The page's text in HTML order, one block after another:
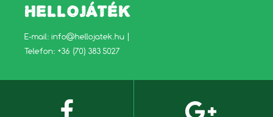
HELLOJÁTÉK
E-mail: info@hellojatek.hu
Telefon: +36 (70) 383 5027